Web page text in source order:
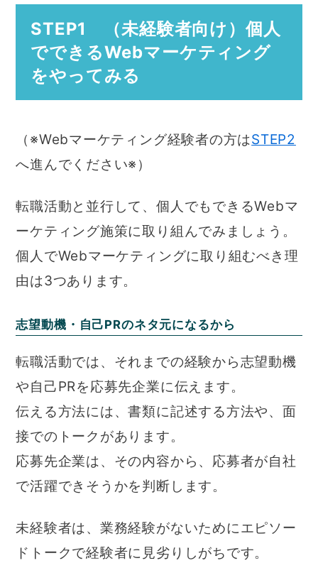
STEP1 （未経験者向け）個人
でできるWebマーケティング
をやってみる
（※Webマーケティング経験者の方はSTEP2
へ進んでください※）
転職活動と並行して、個人でもできるWebマ
ーケティング施策に取り組んでみましょう。
個人でWebマーケティングに取り組むべき理
由は3つあります。
志望動機・自己PRのネタ元になるから
転職活動では、それまでの経験から志望動機
や自己PRを応募先企業に伝えます。
伝える方法には、書類に記述する方法や、面
接でのトークがあります。
応募先企業は、その内容から、応募者が自社
で活躍できそうかを判断します。
未経験者は、業務経験がないためにエピソー
ドトークで経験者に見劣りしがちです。